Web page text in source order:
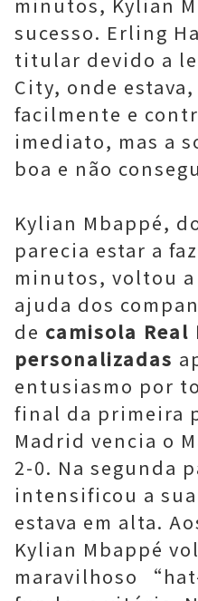
sucesso. Erling
titular devido a
City, onde
facilmente e
imediato, mas a
boa e não
Kylian Mbappé,
parecia estar a
minutos, voltou a
ajuda dos
de camisola Real
personalizadas
entusiasmo por
final da primeira
Madrid vencia o
2-0. Na segunda
intensificou a
estava em alta.
Kylian Mbappé
maravilhoso